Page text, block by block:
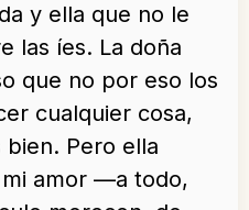
y ella que no le
las íes. La doña
que no por eso los
cualquier cosa,
Pero ella
amor —a todo,